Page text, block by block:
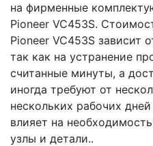
на фирменные
Pioneer VC453S.
Pioneer VC453S зависит
так как на устранение
считанные минуты, а
иногда требуют от
нескольких рабочих
влияет на
узлы и детали..